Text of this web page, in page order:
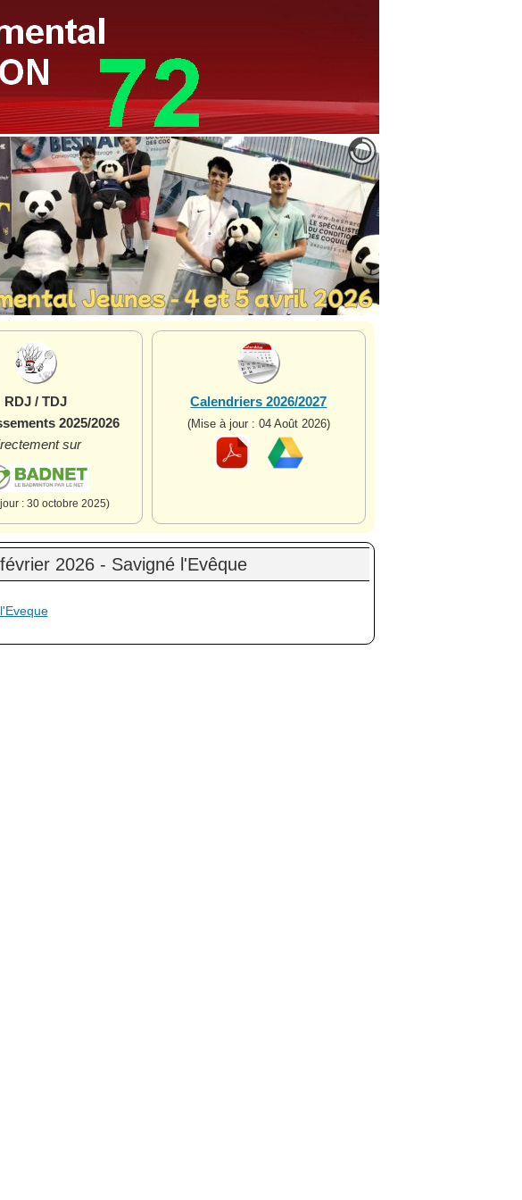
RDJ / TDJ
2025/2026
sur
: 30 octobre 2025)
Calendriers 2026/2027
(Mise à jour : 04 Août 2026)
2026 - Savigné l'Evêque